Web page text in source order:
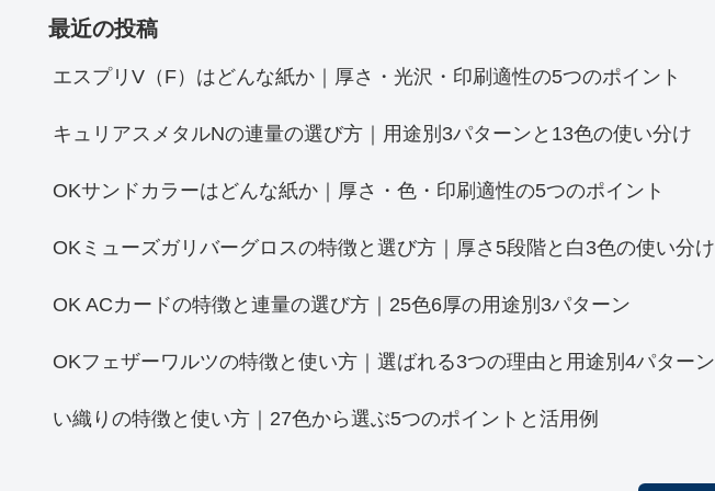
最近の投稿
エスプリV（F）はどんな紙か｜厚さ・光沢・印刷適性の5つのポイント
キュリアスメタルNの連量の選び方｜用途別3パターンと13色の使い分け
OKサンドカラーはどんな紙か｜厚さ・色・印刷適性の5つのポイント
OKミューズガリバーグロスの特徴と選び方｜厚さ5段階と白3色の使い分け
OK ACカードの特徴と連量の選び方｜25色6厚の用途別3パターン
OKフェザーワルツの特徴と使い方｜選ばれる3つの理由と用途別4パターン
い織りの特徴と使い方｜27色から選ぶ5つのポイントと活用例